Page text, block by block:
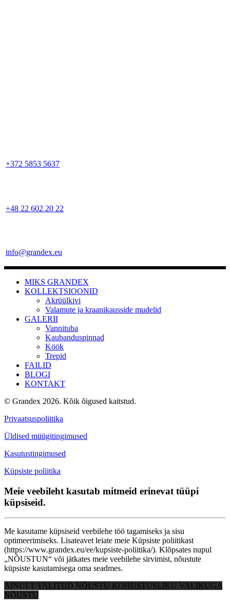
+372 5853 5637
+48 22 602 20 22
info@grandex.eu
MIKS GRANDEX
KOLLEKTSIOONID
Akrüülkivi
Valamute ja kraanikausside mudelid
GALERII
Vannituba
Kaubanduspinnad
Köök
Trepid
FAILID
BLOGI
KONTAKT
© Grandex 2026. Kõik õigused kaitstud.
Privaatsuspoliitika
Üldised müügitingimused
Kasutustingimused
Küpsiste poliitika
Meie veebileht kasutab mitmeid erinevat tüüpi
küpsiseid.
Me kasutame küpsiseid veebilehe töö tagamiseks ja sisu
optimeerimiseks. Lisateavet leiate meie Küpsiste poliitikast
(https://www.grandex.eu/ee/kupsiste-poliitika/). Klõpsates nupul
„NÕUSTUN“ või jätkates meie veebilehe sirvimist, nõustute
küpsiste kasutamisega oma seadmes.
AINULT VALITUD NÕUSTU KOHUSTUSLIKU VALIKUGA
NÕUSTU